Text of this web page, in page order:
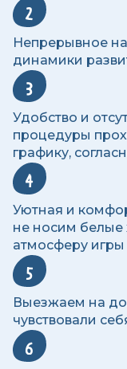
2
Непрерывное
динамики
3
Удобство и
процедуры
графику,
4
Уютная и
не носим
атмосферу игры
5
Выезжаем на
чувствовали
6